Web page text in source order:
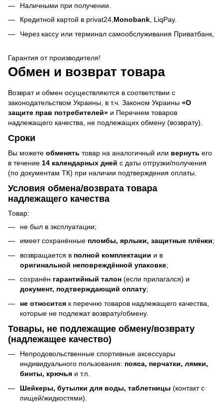
Наличными при получении.
Кредитной картой в privat24, Monobank LiqPay.
Через кассу или терминал самообслуживания Приватбанк,
Гарантия от производителя!
Обмен и возврат товара
Возврат и обмен осуществляются в соответствии с
законодательством Украины, в т.ч. Законом Украины «О
защите прав потребителей» и Перечнем товаров
надлежащего качества, не подлежащих обмену (возврату).
Сроки
Вы можете обменять товар на аналогичный или вернуть его
в течение 14 календарных дней с даты отгрузки/получения
(по документам ТК) при наличии подтверждения оплаты.
Условия обмена/возврата товара
надлежащего качества
Товар:
не был в эксплуатации;
имеет сохранённые пломбы, ярлыки, защитные плёнки;
возвращается в полной комплектации и в
оригинальной неповреждённой упаковке;
сохранён гарантийный талон (если прилагался) и
документ, подтверждающий оплату;
не относится к перечню товаров надлежащего качества,
которые не подлежат возврату/обмену.
Товары, не подлежащие обмену/возврату
(надлежащее качество)
Непродовольственные спортивные аксессуары
индивидуального пользования: пояса, перчатки, лямки,
бинты, крючья и т.п.
Шейкеры, бутылки для воды, таблетницы (контакт с
пищей/жидкостями).